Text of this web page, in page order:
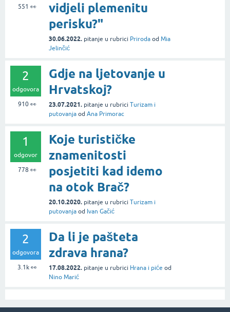
551 👀
vidjeli plemenitu
perisku?"
30.06.2022. pitanje u rubrici Priroda od Mia
Jelinčić
2
odgovora
910👀
Gdje na ljetovanje u
Hrvatskoj?
23.07.2021. pitanje u rubrici Turizam i
putovanja od Ana Primorac
1
odgovor
778 👀
Koje turističke
znamenitosti
posjetiti kad idemo
na otok Brač?
20.10.2020. pitanje u rubrici Turizam i
putovanja od Ivan Gačić
2
odgovora
3.1k👀
Da li je pašteta
zdrava hrana?
17.08.2022. pitanje u rubrici Hrana i piće od
Nino Marić